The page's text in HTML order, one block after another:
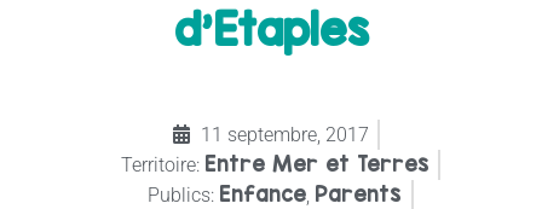
d’Etaples
11 septembre, 2017
Territoire: Entre Mer et Terres
Publics: Enfance Parents